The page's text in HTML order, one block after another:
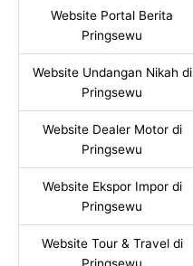
Website Portal Berita
Pringsewu
Website Undangan Nikah di
Pringsewu
Website Dealer Motor di
Pringsewu
Website Ekspor Impor di
Pringsewu
Website Tour & Travel di